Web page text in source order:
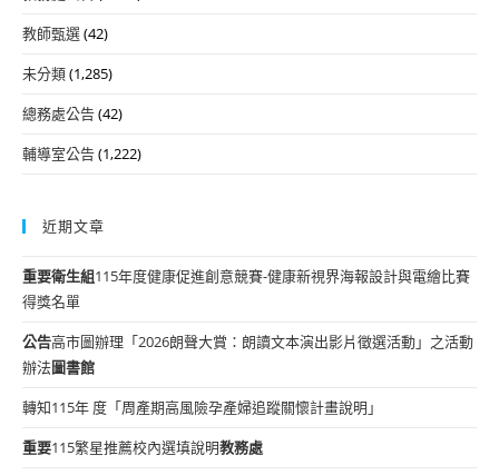
教師甄選(42)
未分類(1,285)
總務處公告(42)
輔導室公告(1,222)
近期文章
重要衛生組115年度健康促進創意競賽-健康新視界海報設計與電繪比賽
得獎名單
公告高市圖辦理「2026朗聲大賞：朗讀文本演出影片徵選活動」之活動
辦法圖書館
轉知115年 度「周產期高風險孕產婦追蹤關懷計畫說明」
重要115繁星推薦校內選填說明教務處